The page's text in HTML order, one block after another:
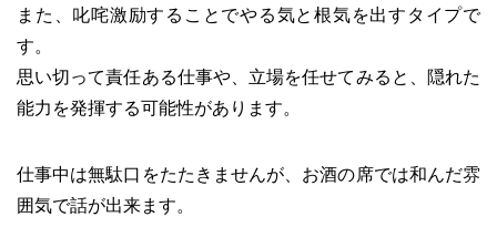
また、叱咤激励することでやる気と根気を出すタイプで
す。
思い切って責任ある仕事や、立場を任せてみると、隠れた
能力を発揮する可能性があります。
仕事中は無駄口をたたきませんが、お酒の席では和んだ雰
囲気で話が出来ます。